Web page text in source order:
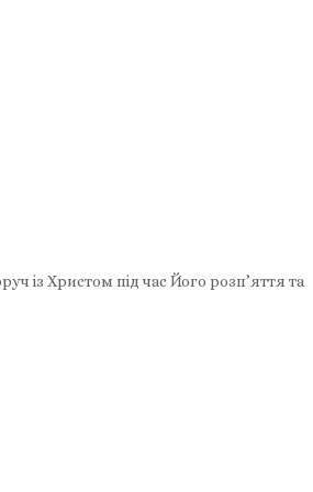
із Христом під час Його розп’яття та